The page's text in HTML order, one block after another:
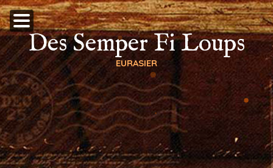
Des Semper Fi Loups
EURASIER